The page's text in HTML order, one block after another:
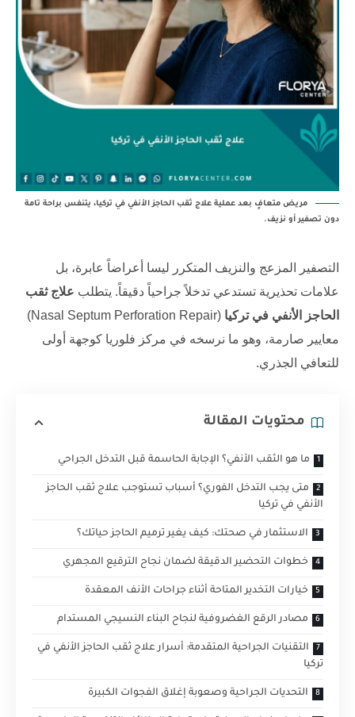
مريض متعافٍ بعد عملية علاج ثقب الحاجز الأنفي في تركيا، يتنفس براحة تامة
دون تصفير أو نزيف.
التصفير المزعج والنزيف المتكرر ليسا أعراضاً عابرة، بل
علامات تحذيرية تستدعي تدخلاً جراحياً دقيقاً. يتطلب علاج ثقب
الحاجز الأنفي في تركيا
(Nasal Septum Perforation Repair)
معايير صارمة، وهو ما نرسخه في مركز فلوريا كوجهة أولى
للتعافي الجذري.
محتويات المقالة
ما هو الثقب الأنفي؟ الإجابة الحاسمة قبل التدخل الجراحي
متى يجب التدخل الفوري؟ أسباب تستوجب علاج ثقب الحاجز
الأنفي في تركيا
الاستثمار في صحتك: كيف يغير ترميم الحاجز حياتك؟
خطوات التحضير الدقيقة لضمان نجاح الترقيع المجهري
خيارات التخدير المتاحة أثناء جراحات الأنف المعقدة
مصادر الرقع الغضروفية لنجاح البناء النسيجي المستدام
التقنيات الجراحية المتقدمة: أسرار علاج ثقب الحاجز الأنفي في
تركيا
التحديات الجراحية وصعوبة إغلاق الفجوات الكبيرة